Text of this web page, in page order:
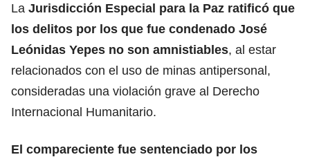
La Jurisdicción Especial para la Paz ratificó que
los delitos por los que fue condenado José
Leónidas Yepes no son amnistiables, al estar
relacionados con el uso de minas antipersonal,
consideradas una violación grave al Derecho
Internacional Humanitario.
El compareciente fue sentenciado por los